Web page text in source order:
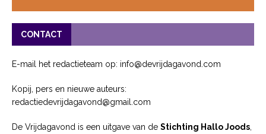
CONTACT
E-mail het redactieteam op: info@devrijdagavond.com
Kopij, pers en nieuwe auteurs:
redactiedevrijdagavond@gmail.com
De Vrijdagavond is een uitgave van de Stichting Hallo Joods